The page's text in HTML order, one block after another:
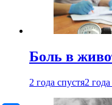
Боль в
2 года спустя2